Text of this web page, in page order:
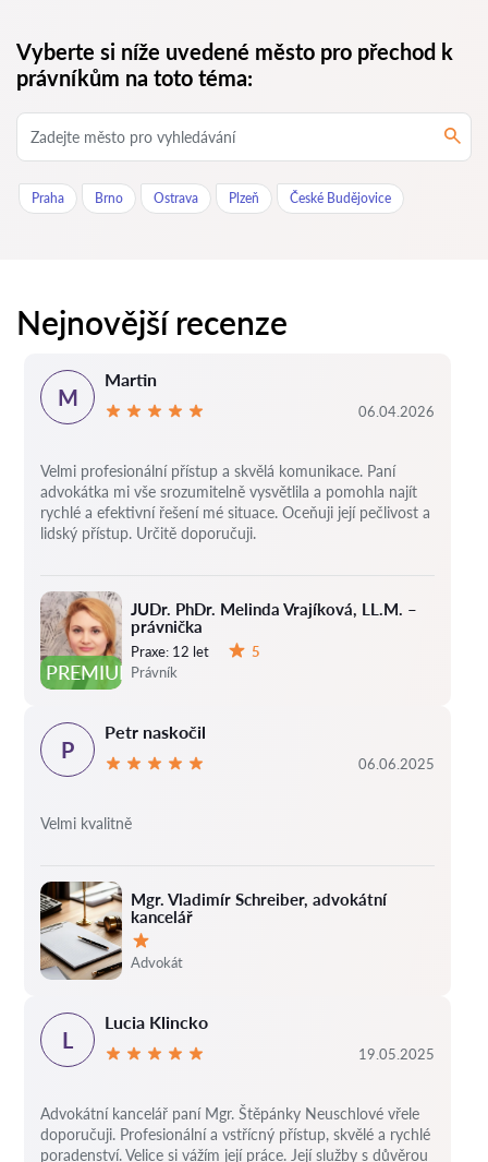
Vyberte si níže uvedené město pro přechod k
právníkům na toto téma:
Praha Brno Ostrava Plzeň České Budějovice
Nejnovější recenze
PREMIUM
JUDr. PhDr. Melinda Vrajíková, LL.M. –
právnička
Praxe: 12 let
5
Právník
M
Martin
06.04.2026
Velmi profesionální přístup a skvělá komunikace. Paní
advokátka mi vše srozumitelně vysvětlila a pomohla najít
rychlé a efektivní řešení mé situace. Oceňuji její pečlivost a
lidský přístup. Určitě doporučuji.
Mgr. Vladimír Schreiber, advokátní
kancelář
Hodnocení:
Advokát
P
Petr naskočil
06.06.2025
Velmi kvalitně
L
Lucia Klincko
19.05.2025
Advokátní kancelář paní Mgr. Štěpánky Neuschlové vřele
doporučuji. Profesionální a vstřícný přístup, skvělé a rychlé
poradenství. Velice si vážím její práce. Její služby s důvěrou